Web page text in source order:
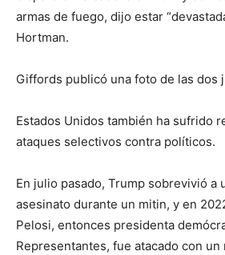
armas de fuego, dijo estar
Hortman.
Giffords publicó una foto de las dos
Estados Unidos también ha sufrido
ataques selectivos contra políticos.
En julio pasado, Trump sobrevivió a
asesinato durante un mitin, y en
Pelosi, entonces presidenta
Representantes, fue atacado con